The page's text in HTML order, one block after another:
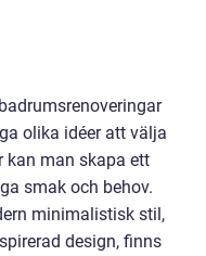
olika idéer att välja
kan man skapa ett
smak och behov.
minimalistisk stil,
design, finns